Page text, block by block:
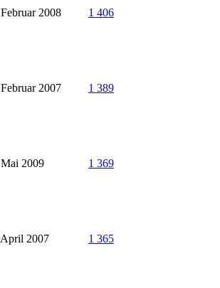
2008 1 406
2007 1 389
2009 1 369
2007 1 365